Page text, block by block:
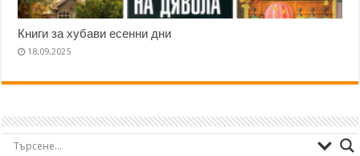
Книги за хубави есенни дни
18.09.2025